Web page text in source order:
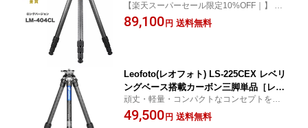
ト) LM-404CL システムカーボン三脚(ロ
ングモデル)単品
【楽天スーパーセール限定10%OFF｜】 Le
ofoto LM-404CL システムカーボン三脚(ロ
ングモデル)単品
89,100 円 送料無料
Leofoto(レオフォト) LS-225CEX レベリ
ングベース搭載カーボン三脚単品［レン
ジャー(EX)シリーズ｜最大脚径22mm｜
5段｜3/8インチ対応］◎
頑丈・軽量・コンパクトなコンセプトをそ
のままに、ハーフボール形状のチルト(ティ
ルト)機構を取り入れ動画撮影に特化。[ カ
49,500 円 送料無料